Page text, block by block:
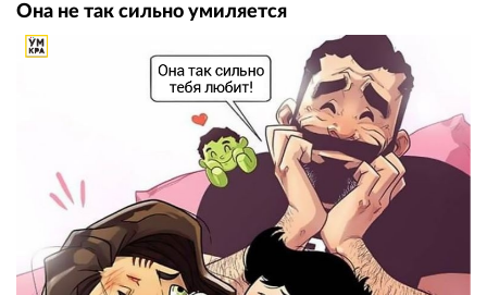
Она не так сильно умиляется